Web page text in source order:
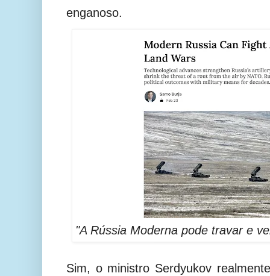
enganoso.
"A Rússia Moderna pode travar e
Sim, o ministro Serdyukov